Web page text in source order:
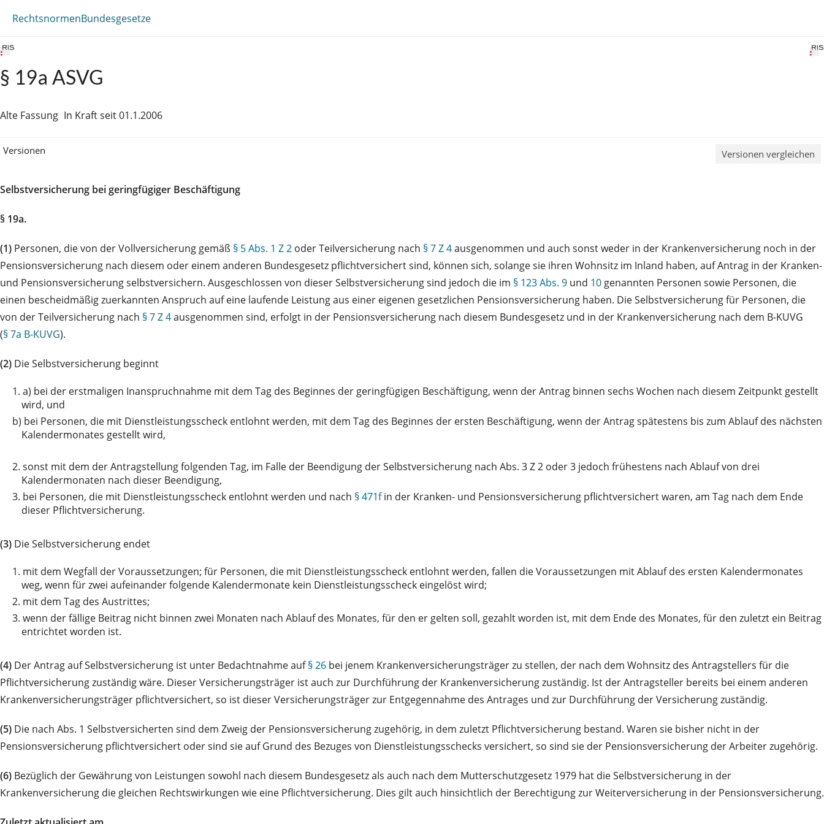
RechtsnormenBundesgesetze
§ 19a ASVG
Alte Fassung In Kraft seit 01.1.2006
Versionen Versionen vergleichen
Selbstversicherung bei geringfügiger Beschäftigung
§ 19a.
(1) Personen, die von der Vollversicherung gemäß § 5 Abs. 1 Z 2 oder Teilversicherung nach § 7 Z 4ausgenommen und auch sonst weder in der Krankenversicherung noch in der
Pensionsversicherung nach diesem oder einem anderen Bundesgesetz pflichtversichert sind, können sich, solange sie ihren Wohnsitz im Inland haben, auf Antrag in der Kranken-
und Pensionsversicherung selbstversichern. Ausgeschlossen von dieser Selbstversicherung sind jedoch die im § 123 Abs. 9 und 10 genannten Personen sowie Personen, die
einen bescheidmäßig zuerkannten Anspruch auf eine laufende Leistung aus einer eigenen gesetzlichen Pensionsversicherung haben. Die Selbstversicherung für Personen, die
von der Teilversicherung nach § 7 Z 4ausgenommen sind, erfolgt in der Pensionsversicherung nach diesem Bundesgesetz und in der Krankenversicherung nach dem B-KUVG
(§ 7a B-KUVG).
(2) Die Selbstversicherung beginnt
1. a) bei der erstmaligen Inanspruchnahme mit dem Tag des Beginnes der geringfügigen Beschäftigung, wenn der Antrag binnen sechs Wochen nach diesem Zeitpunkt gestellt
wird, und
b) bei Personen, die mit Dienstleistungsscheck entlohnt werden, mit dem Tag des Beginnes der ersten Beschäftigung, wenn der Antrag spätestens bis zum Ablauf des nächsten
Kalendermonates gestellt wird,
2. sonst mit dem der Antragstellung folgenden Tag, im Falle der Beendigung der Selbstversicherung nach Abs. 3 Z 2 oder 3 jedoch frühestens nach Ablauf von drei
Kalendermonaten nach dieser Beendigung,
3. bei Personen, die mit Dienstleistungsscheck entlohnt werden und nach § 471fin der Kranken- und Pensionsversicherung pflichtversichert waren, am Tag nach dem Ende
dieser Pflichtversicherung.
(3) Die Selbstversicherung endet
1. mit dem Wegfall der Voraussetzungen; für Personen, die mit Dienstleistungsscheck entlohnt werden, fallen die Voraussetzungen mit Ablauf des ersten Kalendermonates
weg, wenn für zwei aufeinander folgende Kalendermonate kein Dienstleistungsscheck eingelöst wird;
2. mit dem Tag des Austrittes;
3. wenn der fällige Beitrag nicht binnen zwei Monaten nach Ablauf des Monates, für den er gelten soll, gezahlt worden ist, mit dem Ende des Monates, für den zuletzt ein Beitrag
entrichtet worden ist.
(4) Der Antrag auf Selbstversicherung ist unter Bedachtnahme auf§ 26 bei jenem Krankenversicherungsträger zu stellen, der nach dem Wohnsitz des Antragstellers für die
Pflichtversicherung zuständig wäre. Dieser Versicherungsträger ist auch zur Durchführung der Krankenversicherung zuständig. Ist der Antragsteller bereits bei einem anderen
Krankenversicherungsträger pflichtversichert, so ist dieser Versicherungsträger zur Entgegennahme des Antrages und zur Durchführung der Versicherung zuständig.
(5) Die nach Abs. 1 Selbstversicherten sind dem Zweig der Pensionsversicherung zugehörig, in dem zuletzt Pflichtversicherung bestand. Waren sie bisher nicht in der
Pensionsversicherung pflichtversichert oder sind sie auf Grund des Bezuges von Dienstleistungsschecks versichert, so sind sie der Pensionsversicherung der Arbeiter zugehörig.
(6) Bezüglich der Gewährung von Leistungen sowohl nach diesem Bundesgesetz als auch nach dem Mutterschutzgesetz 1979 hat die Selbstversicherung in der
Krankenversicherung die gleichen Rechtswirkungen wie eine Pflichtversicherung. Dies gilt auch hinsichtlich der Berechtigung zur Weiterversicherung in der Pensionsversicherung.